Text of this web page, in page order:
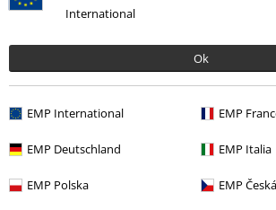
International
Ok
EMP International EMP
EMP Deutschland EMP Italia
EMP Polska EMP
Ostatnia wizyta